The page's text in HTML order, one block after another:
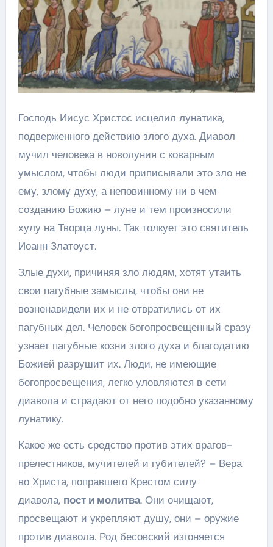
Господь Иисус Христос исцелил лунатика,
подверженного действию злого духа. Диавол
мучил человека в новолуния с коварным
умыслом, чтобы люди приписывали это зло не
ему, злому духу, а неповинному ни в чем
созданию Божию – луне и тем произносили
хулу на Творца луны. Так толкует это святитель
Иоанн Златоуст.
Злые духи, причиняя зло людям, хотят утаить
свои пагубные замыслы, чтобы они не
возненавидели их и не отвратились от их
пагубных дел. Человек богопросвещенный сразу
узнает пагубные козни злого духа и благодатию
Божией разрушит их. Люди, не имеющие
богопросвещения, легко уловляются в сети
диавола и страдают от него подобно указанному
лунатику.
Какое же есть средство против этих врагов-
прелестников, мучителей и губителей? – Вера
во Христа, поправшего Крестом силу
диавола, пост и молитва. Они очищают,
просвещают и укрепляют душу, они – оружие
против диавола. Род бесовский изгоняется